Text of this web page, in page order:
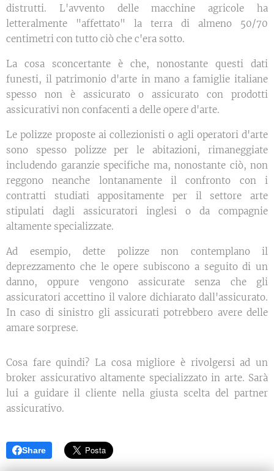
distrutti. L'avvento delle macchine agricole ha
letteralmente "affettato" la terra di almeno 50/70
centimetri con tutto ciò che c'era sotto.
La cosa sconcertante è che, nonostante questi dati
funesti, il patrimonio d'arte in mano a famiglie italiane
spesso non è assicurato o assicurato con prodotti
assicurativi non confacenti a delle opere d'arte.
Le polizze proposte ai collezionisti o agli operatori d'arte
sono spesso polizze per le abitazioni, rimaneggiate
includendo garanzie specifiche ma, nonostante ciò, non
reggono neanche lontanamente il confronto con i
contratti studiati appositamente per il settore arte
stipulati dagli assicuratori inglesi o da compagnie
altamente specializzate.
Ad esempio, dette polizze non contemplano il
deprezzamento che le opere subiscono a seguito di un
danno, oppure vengono assicurate senza che gli
assicuratori accettino il valore dichiarato dall'assicurato.
In caso di sinistro gli assicurati potrebbero avere delle
amare sorprese.
Cosa fare quindi? La cosa migliore è rivolgersi ad un
broker assicurativo altamente specializzato in arte. Sarà
lui a guidare il cliente nella giusta scelta del partner
assicurativo.
Share